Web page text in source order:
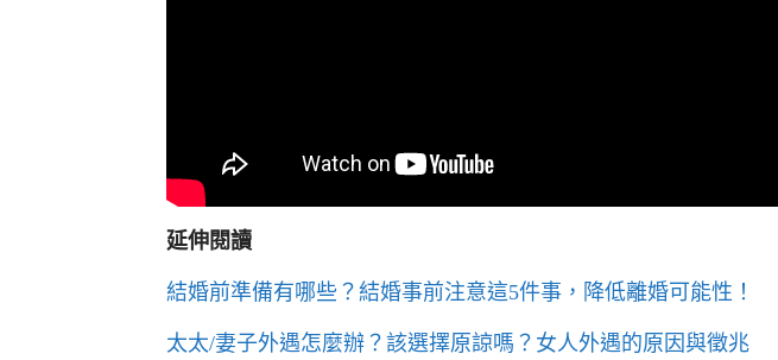
延伸閱讀
結婚前準備有哪些？結婚事前注意這5件事，降低離婚可能性！
太太/妻子外遇怎麼辦？該選擇原諒嗎？女人外遇的原因與徵兆